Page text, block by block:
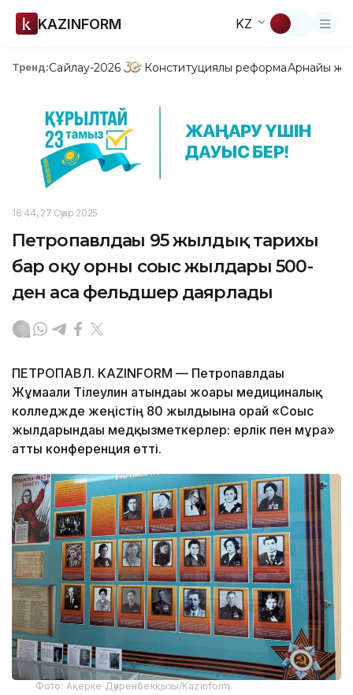
KAZINFORM KZ
Тренд:Сайлау-2026 Конституциялық реформаАрнайы
16:44, 27 Сәуір 2025
Петропавлдағы 95 жылдық тарихы
бар оқу орны соғыс жылдары 500-
ден аса фельдшер даярлады
ПЕТРОПАВЛ. KAZINFORM — Петропавлдағы
Жұмағали Тілеулин атындағы жоғары медициналық
колледжде жеңістің 80 жылдығына орай «Соғыс
жылдарындағы медқызметкерлер: ерлік пен мұра»
атты конференция өтті.
Фото: Ақерке Дәуренбекқызы/Kazinform